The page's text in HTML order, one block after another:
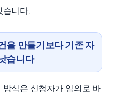
습니다.
을 만들기보다 기존 자
습니다
식은 신청자가 임의로 바